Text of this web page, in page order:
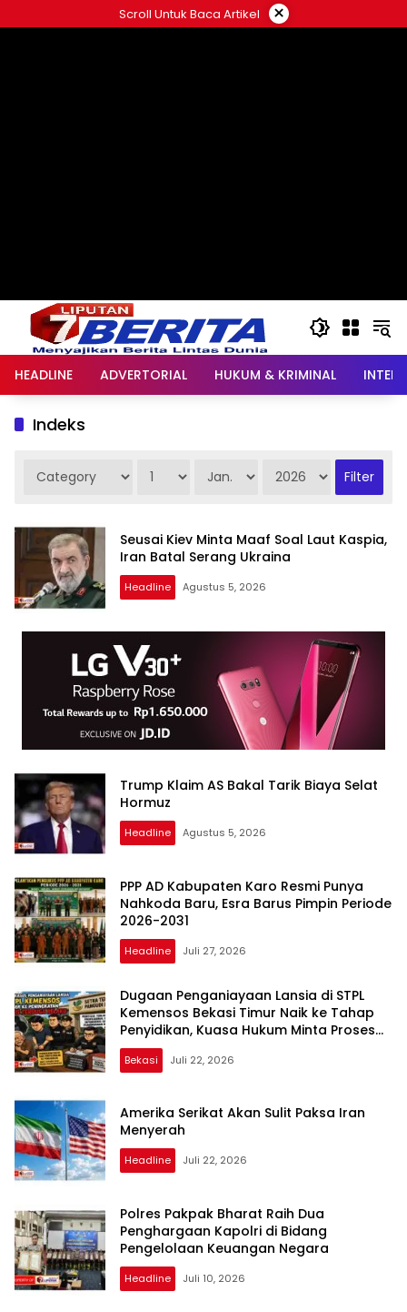
ke
Scroll Untuk Baca Artikel ×
HEADLINE ADVERTORIAL HUKUM & KRIMINAL
Indeks
Seusai Kiev Minta Maaf Soal Laut Kaspia,
Iran Batal Serang Ukraina
Headline Agustus 5, 2026
Trump Klaim AS Bakal Tarik Biaya Selat
Hormuz
Headline Agustus 5, 2026
PPP AD Kabupaten Karo Resmi Punya
Nahkoda Baru, Esra Barus Pimpin Periode
2026-2031
Headline Juli 27, 2026
Dugaan Penganiayaan Lansia di STPL
Kemensos Bekasi Timur Naik ke Tahap
Penyidikan, Kuasa Hukum Minta Proses
Transparan dan Bebas Intervensi
Bekasi Juli 22, 2026
Amerika Serikat Akan Sulit Paksa Iran
Menyerah
Headline Juli 22, 2026
Polres Pakpak Bharat Raih Dua
Penghargaan Kapolri di Bidang
Pengelolaan Keuangan Negara
Headline Juli 10, 2026